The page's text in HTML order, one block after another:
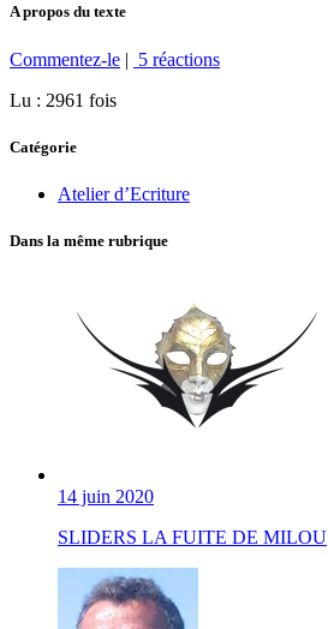
A propos du texte
Commentez-le | 5 réactions
Lu : 2961 fois
Catégorie
Atelier d’Ecriture
Dans la même rubrique
14 juin 2020
SLIDERS LA FUITE DE MILOU